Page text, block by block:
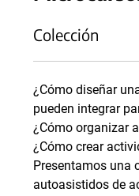
Colección
¿Cómo diseñar
pueden integrar
¿Cómo organizar
¿Cómo crear
Presentamos una
autoasistidos de